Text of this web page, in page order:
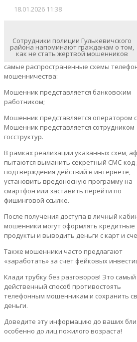
18.01.2026 11:38
Сотрудники полиции Гулькевичского
района напоминают гражданам о том,
как не стать жертвой мошенников
самые распространенные схемы
мошенничества:
Мошенник представляется банковским
работником;
Мошенник представляется оператором
Мошенник представляется сотрудником
госструктур.
В рамках реализации указанных схем,
пытаются выманить секретный СМС-код
подтверждения действий в интернете,
установить вредоносную программу на
смартфон или заставить перейти по
фишинговой ссылке.
После получения доступа в личный
мошенники могут оформлять кредитные
продукты и выводить деньги с карт и
Также мошенники часто предлагают
«заработать» за счет фейковых
Клади трубку без разговоров! Это самый
действенный способ противостоять
телефонным мошенникам и сохранить
деньги.
Доведите эту информацию до ваших
особенно до лиц пожилого возраста!